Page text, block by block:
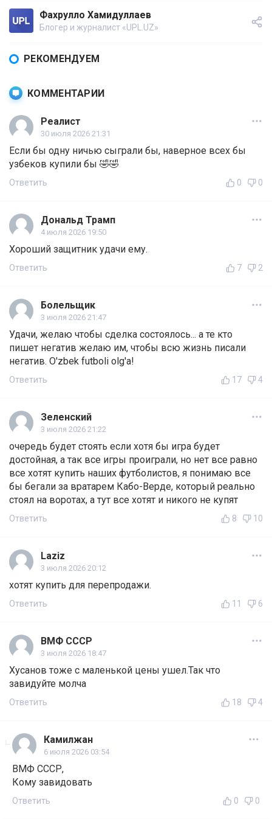
Фахрулло Хамидуллаев
Блогер и журналист «UPL.UZ»
РЕКОМЕНДУЕМ
КОММЕНТАРИИ
Реалист
30 июля 2026 21:31
Если бы одну ничью сыграли бы, наверное всех бы
узбеков купили бы 🤣🤣
Ответить 0 0
Дональд Трамп
4 июля 2026 19:50
Хороший защитник удачи ему.
Ответить 7 2
Болельщик
3 июля 2026 21:47
Удачи, желаю чтобы сделка состоялось... а те кто
пишет негатив желаю им, чтобы всю жизнь писали
негатив. O'zbek futboli olg'a!
Ответить 17 4
Зеленский
3 июля 2026 21:22
очередь будет стоять если хотя бы игра будет
достойная, а так все игры проиграли, но нет все равно
все хотят купить наших футболистов, я понимаю все
бы бегали за вратарем Кабо-Верде, который реально
стоял на воротах, а тут все хотят и никого не купят
Ответить 8 10
Laziz
3 июля 2026 20:12
хотят купить для перепродажи.
Ответить 11 6
ВМФ СССР
3 июля 2026 18:47
Хусанов тоже с маленькой цены ушел.Так что
завидуйте молча
Ответить 18 4
Камилжан
6 июля 2026 03:54
ВМФ СССР,
Кому завидовать
Ответить 0 0